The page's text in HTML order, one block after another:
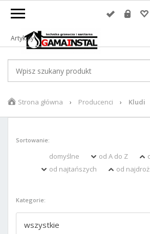
Artykuły
Strona główna Producenci Kludi
Sortowanie:
domyślne od A do Z
od najtańszych
od
Kategorie:
wszystkie